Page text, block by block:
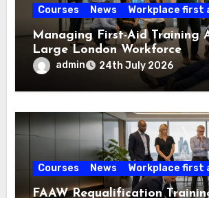
Courses News Workplace first
Managing First-Aid Training
Large London Workforce
admin 24th July 2026
Courses News Workplace first
FAAW Requalification